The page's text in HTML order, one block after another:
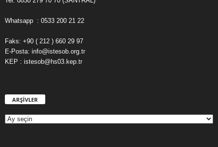
Whatsapp : 0533 200 21 22
Faks: +90 ( 212 ) 660 29 97
E-Posta: info@istesob.org.tr
KEP : istesob@hs03.kep.tr
ARŞİVLER